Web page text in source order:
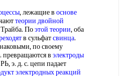
, лежащие в основе
теории двойной
Поэтой теории, оба
в сульфатсвинца.
по своему
превращаются в электроды
э. д. с. цепи падает
электродных реакций